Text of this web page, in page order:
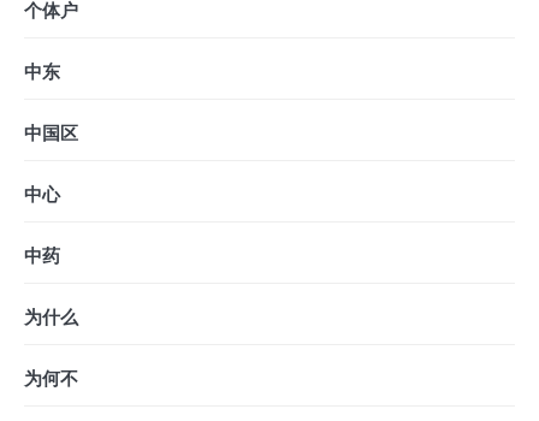
个体户
中东
中国区
中心
中药
为什么
为何不